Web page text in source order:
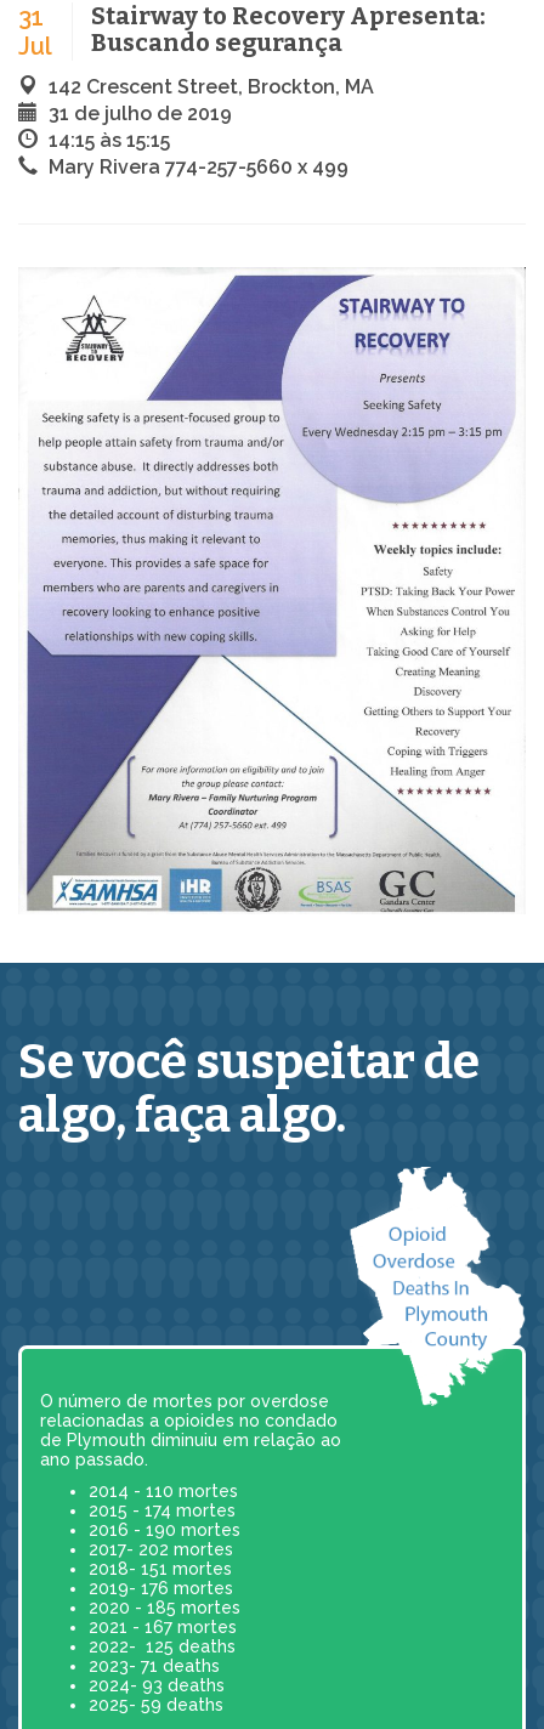
31
Jul
Stairway to Recovery Apresenta:
Buscando segurança
142 Crescent Street, Brockton, MA
31 de julho de 2019
14:15 às 15:15
Mary Rivera 774-257-5660 x 499
Se você suspeitar de
algo,faça algo.
O número de mortes por overdose
relacionadas a opioides no condado
de Plymouth diminuiu em relação ao
ano passado.
2014 - 110 mortes
2015 - 174 mortes
2016 - 190 mortes
2017- 202 mortes
2018- 151 mortes
2019- 176 mortes
2020 - 185 mortes
2021 - 167 mortes
2022- 125 deaths
2023- 71 deaths
2024- 93 deaths
2025- 59 deaths